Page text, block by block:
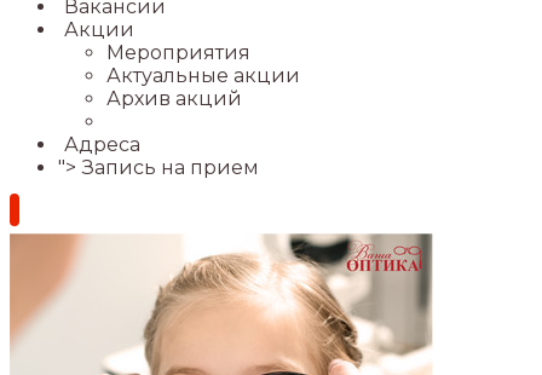
Вакансии
Акции
Мероприятия
Актуальные акции
Архив акций
Адреса
"> Запись на прием